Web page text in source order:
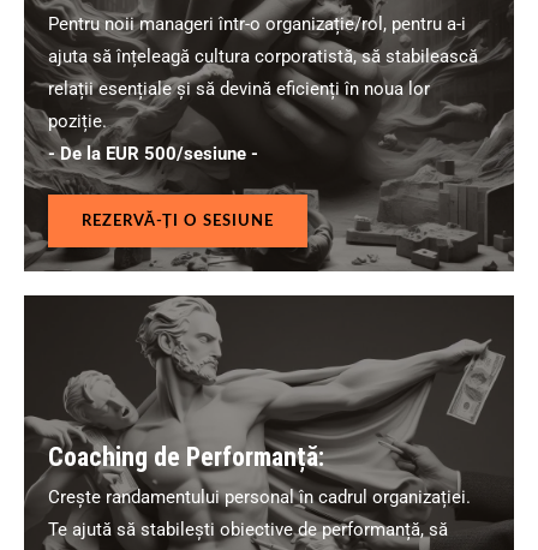
Pentru noii manageri într-o organizație/rol, pentru a-i
ajuta să înțeleagă cultura corporatistă, să stabilească
relații esențiale și să devină eficienți în noua lor
poziție.
- De la EUR 500/sesiune -
REZERVĂ-ȚI O SESIUNE
Coaching de Performanță:
Crește randamentului personal în cadrul organizației.
Te ajută să stabilești obiective de performanță, să